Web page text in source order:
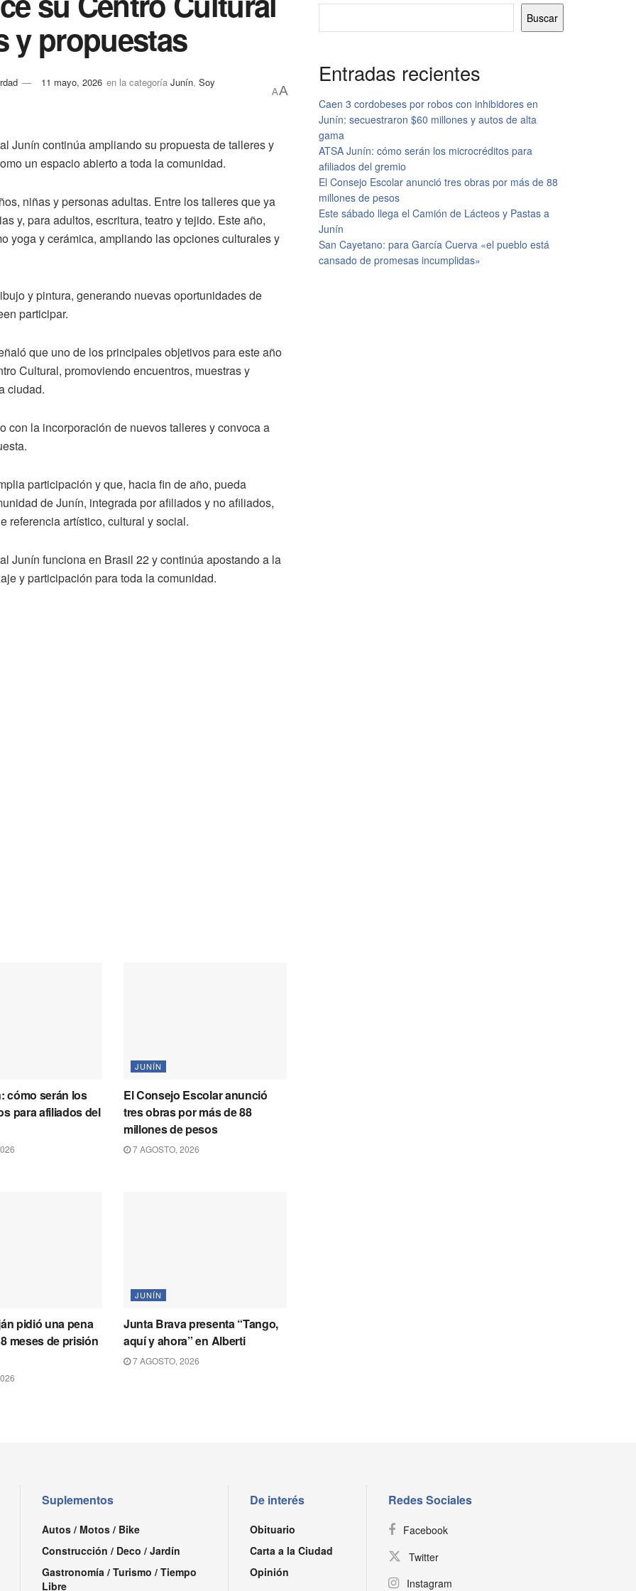
y propuestas
11 mayo, 2026 en la categoría Junín, Soy
AA
Junín continúa ampliando su propuesta de talleres y
un espacio abierto a toda la comunidad.
niñas y personas adultas. Entre los talleres que ya
y, para adultos, escritura, teatro y tejido. Este año,
yoga y cerámica, ampliando las opciones culturales y
y pintura, generando nuevas oportunidades de
participar.
que uno de los principales objetivos para este año
Cultural, promoviendo encuentros, muestras y
ciudad.
con la incorporación de nuevos talleres y convoca a
participación y que, hacia fin de año, pueda
de Junín, integrada por afiliados y no afiliados,
referencia artístico, cultural y social.
Junín funciona en Brasil 22 y continúa apostando a la
y participación para toda la comunidad.
cómo serán los
para afiliados del
JUNÍN
El Consejo Escolar anunció
tres obras por más de 88
millones de pesos
7 AGOSTO, 2026
pidió una pena
meses de prisión
JUNÍN
Junta Brava presenta “Tango,
aquí y ahora” en Alberti
7 AGOSTO, 2026
Buscar
Entradas recientes
Caen 3 cordobeses por robos con inhibidores en
Junín: secuestraron $60 millones y autos de alta
gama
ATSA Junín: cómo serán los microcréditos para
afiliados del gremio
El Consejo Escolar anunció tres obras por más de 88
millones de pesos
Este sábado llega el Camión de Lácteos y Pastas a
Junín
San Cayetano: para García Cuerva «el pueblo está
cansado de promesas incumplidas»
Suplementos
Autos / Motos / Bike
Construcción / Deco / Jardín
Gastronomía / Turismo / Tiempo
Libre
De interés
Obituario
Carta a la Ciudad
Opinión
Redes Sociales
Facebook
Twitter
Instagram